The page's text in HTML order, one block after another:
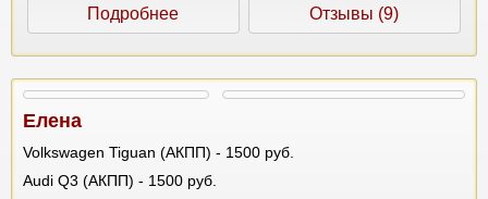
Подробнее Отзывы (9)
Елена
Volkswagen Tiguan (АКПП) - 1500 руб.
Audi Q3 (АКПП) - 1500 руб.